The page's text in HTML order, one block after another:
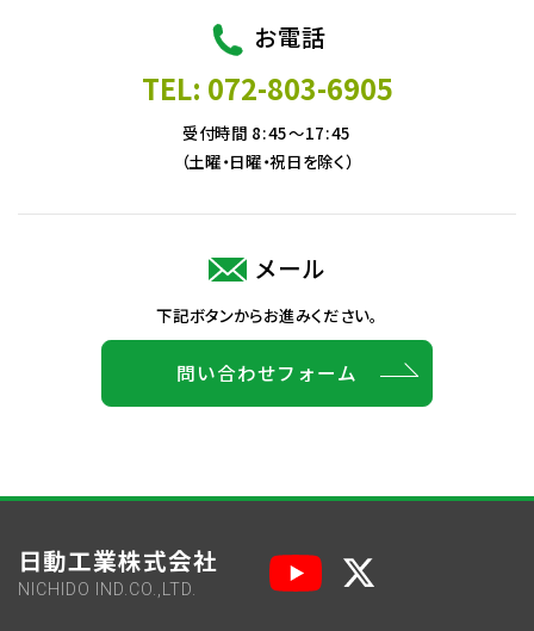
お電話
TEL: 072-803-6905
受付時間 8:45～17:45
（土曜・日曜・祝日を除く）
メール
下記ボタンからお進みください。
問い合わせフォーム
日動工業株式会社
NICHIDO IND.CO.,LTD.